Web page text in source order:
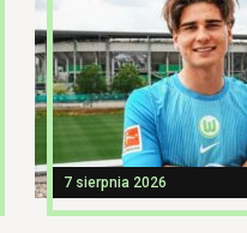
7 sierpnia 2026